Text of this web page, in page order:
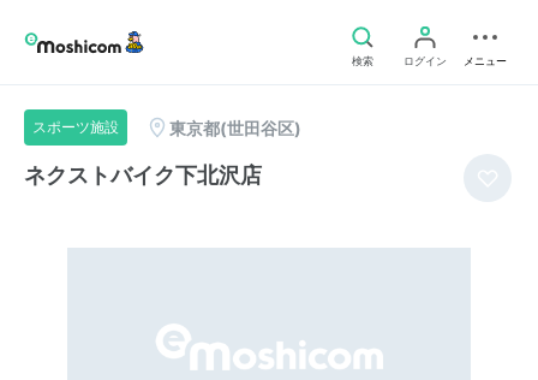
検索 ログイン メニュー
スポーツ施設 東京都(世田谷区)
ネクストバイク下北沢店